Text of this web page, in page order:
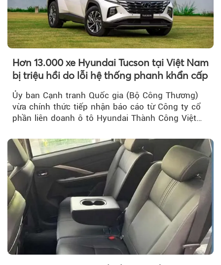
Hơn 13.000 xe Hyundai Tucson tại Việt Nam
bị triệu hồi do lỗi hệ thống phanh khẩn cấp
Ủy ban Cạnh tranh Quốc gia (Bộ Công Thương)
vừa chính thức tiếp nhận báo cáo từ Công ty cổ
phần liên doanh ô tô Hyundai Thành Công Việt